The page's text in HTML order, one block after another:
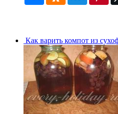
Как варить компот из